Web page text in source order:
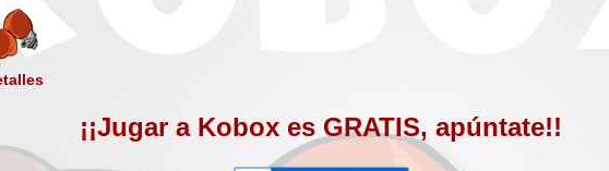
¡¡Jugar a Kobox es GRATIS, apúntate!!